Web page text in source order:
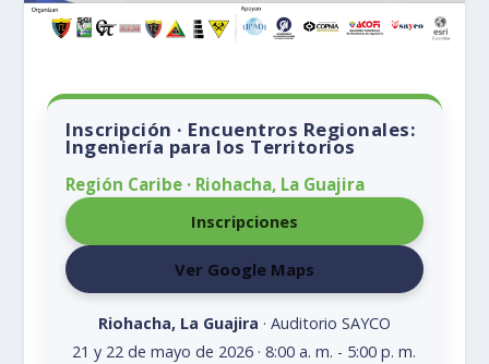
Inscripción · Encuentros Regionales:
Ingeniería para los Territorios
Región Caribe · Riohacha, La Guajira
Inscripciones
Ver Google Maps
Riohacha, La Guajira · Auditorio SAYCO
21 y 22 de mayo de 2026 · 8:00 a. m. - 5:00 p. m.